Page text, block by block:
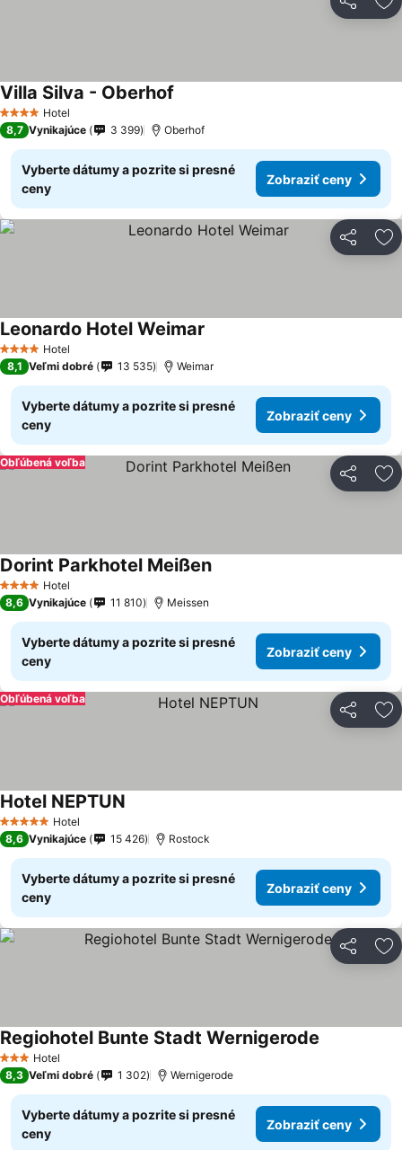
Zdieľať
4 Počet hviezdičiek
Hotel
Villa Silva - Oberhof
8,7 Vynikajúce 3 399 Oberhof
Vyberte dátumy a pozrite si presné
ceny
Zobraziť ceny
Zdieľať
4 Počet hviezdičiek
Hotel
Leonardo Hotel Weimar
8,1 Veľmi dobré 13 535 Weimar
Vyberte dátumy a pozrite si presné
ceny
Zobraziť ceny
Zdieľať
Obľúbená voľba
4 Počet hviezdičiek
Hotel
Dorint Parkhotel Meißen
8,6 Vynikajúce 11 810 Meissen
Vyberte dátumy a pozrite si presné
ceny
Zobraziť ceny
Zdieľať
Obľúbená voľba
5 Počet hviezdičiek
Hotel
Hotel NEPTUN
8,6 Vynikajúce 15 426 Rostock
Vyberte dátumy a pozrite si presné
ceny
Zobraziť ceny
Zdieľať
3 Počet hviezdičiek
Hotel
Regiohotel Bunte Stadt Wernigerode
8,3 Veľmi dobré 1 302 Wernigerode
Vyberte dátumy a pozrite si presné
ceny
Zobraziť ceny